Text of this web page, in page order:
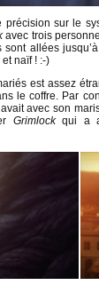
sur le
avec trois
sont allées
naïf ! :-)
est assez
le coffre. Par
avec son
Grimlockqui a